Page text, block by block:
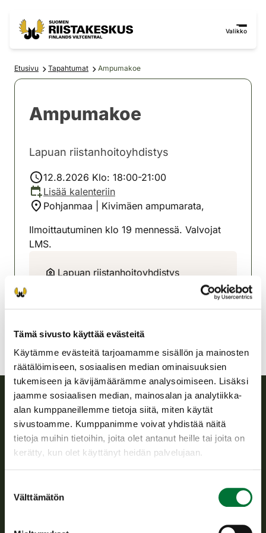
Tämä sivusto käyttää evästeitä
Käytämme evästeitä tarjoamamme sisällön ja mainosten
räätälöimiseen, sosiaalisen median ominaisuuksien
tukemiseen ja kävijämäärämme analysoimiseen. Lisäksi
jaamme sosiaalisen median, mainosalan ja analytiikka-
alan kumppaneillemme tietoja siitä, miten käytät
sivustoamme. Kumppanimme voivat yhdistää näitä
tietoja muihin tietoihin, joita olet antanut heille tai joita on
kerätty, kun olet käyttänyt heidän palvelujaan.
valinta
Välttämätön
Valikko
Etusivu Tapahtumat Ampumakoe
Ampumakoe
Lapuan riistanhoitoyhdistys
12.8.2026 Klo: 18:00-21:00
Lisää kalenteriin
Pohjanmaa | Kivimäen ampumarata,
Ilmoittautuminen klo 19 mennessä. Valvojat
LMS.
Lapuan riistanhoitoyhdistys
Suomen riistakeskus
Suomen riistakeskus edistää kestävää riistataloutta, tukee
riistanhoitoyhdistysten toimintaa ja huolehtii riistapolitiikan